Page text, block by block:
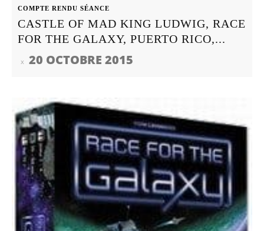
COMPTE RENDU SÉANCE
CASTLE OF MAD KING LUDWIG, RACE
FOR THE GALAXY, PUERTO RICO,...
20 OCTOBRE 2015